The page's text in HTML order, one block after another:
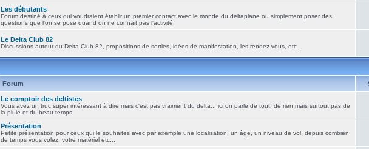
Les débutants
Forum destiné à ceux qui voudraient établir un premier contact avec le monde du deltaplane ou simplement poser des
questions que l'on se pose quand on ne connait pas l'activité.
Le Delta Club 82
Discussions autour du Delta Club 82, propositions de sorties, idées de manifestation, les rendez-vous, etc...
Forum
Le comptoir des deltistes
Vous avez un truc super intéressant à dire mais c'est pas vraiment du delta... ici on parle de tout, de rien mais surtout pas de
la pluie et du beau temps.
Présentation
Petite présentation pour ceux qui le souhaites avec par exemple une localisation, un âge, un niveau de vol, depuis combien
de temps vous volez, votre matériel etc...